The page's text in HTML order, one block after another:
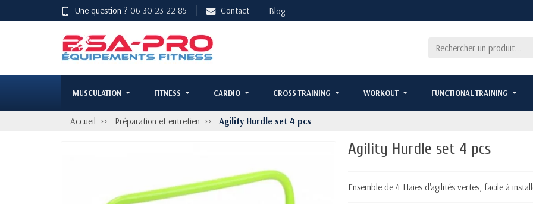
Une question ? 06 30 23 22 85 Contact Blog
MUSCULATION FITNESS CARDIO CROSS TRAINING WORKOUT FUNCTIONAL TRAINING
Accueil Préparation et entretien Agility Hurdle set 4 pcs
Agility Hurdle set 4 pcs
Ensemble de 4 Haies d'agilités vertes, facile à